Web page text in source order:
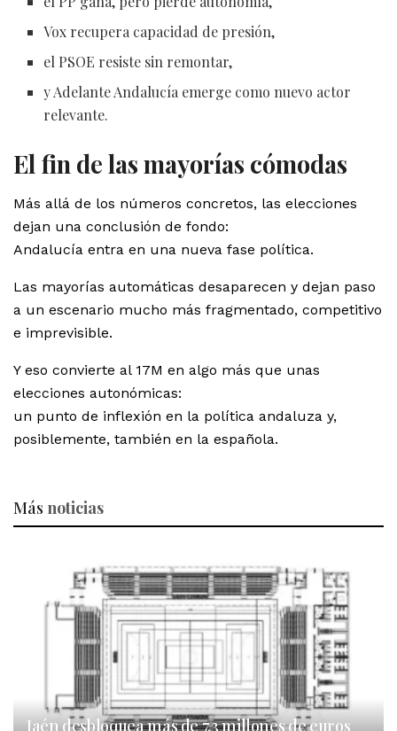
Vox recupera capacidad de presión,
el PSOE resiste sin remontar,
y Adelante Andalucía emerge como nuevo actor
relevante.
El fin de las mayorías cómodas
Más allá de los números concretos, las elecciones
dejan una conclusión de fondo:
Andalucía entra en una nueva fase política.
Las mayorías automáticas desaparecen y dejan paso
a un escenario mucho más fragmentado, competitivo
e imprevisible.
Y eso convierte al 17M en algo más que unas
elecciones autonómicas:
un punto de inflexión en la política andaluza y,
posiblemente, también en la española.
Más noticias
Jaén desbloquea más de 7,3 millones de euros